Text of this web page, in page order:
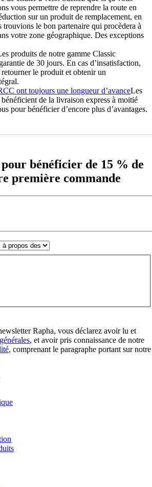
vous permettre de reprendre la route en
sur un produit de remplacement, en
trouvions le bon partenaire qui procèdera à
votre zone géographique. Des exceptions
produits de notre gamme Classic
de 30 jours. En cas d’insatisfaction,
le produit et obtenir un
ont toujours une longueur d’avanceLes
de la livraison express à moitié
pour bénéficier d’encore plus d’avantages.
bénéficier de 15 % de
première commande
Rapha, vous déclarez avoir lu et
, et avoir pris connaissance de notre
, comprenant le paragraphe portant sur notre